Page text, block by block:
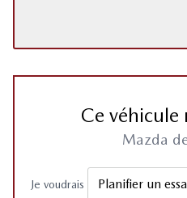
Ce véhicule
Mazda
Je voudrais